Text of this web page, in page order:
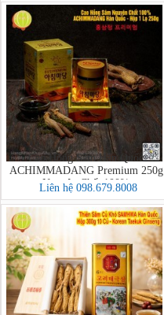
Cao Hồng Sâm Hàn Quốc
ACHIMMADANG Premium 250g
Nguyên Chất 100%
Liên hệ 098.679.8008